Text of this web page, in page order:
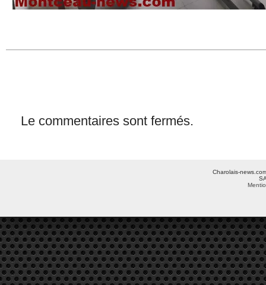
Le commentaires sont fermés.
Charolais-